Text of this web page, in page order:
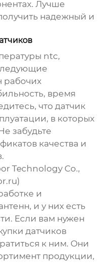
Лучше
надежный и
ntc,
рабочих
время
что датчик
в которых
забудьте
качества и
Technology Co.,
и
и у них есть
Если вам нужен
датчиков
к ним. Они
продукции,